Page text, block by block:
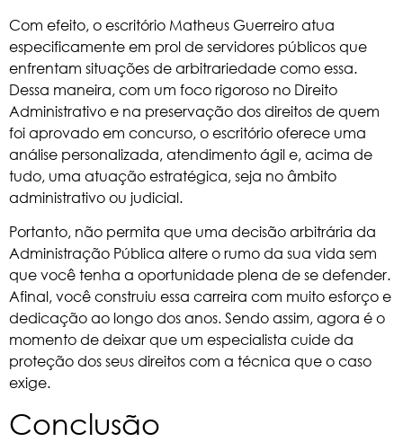
Com efeito, o escritório Matheus Guerreiroatua
especificamente em prol de servidores públicos que
enfrentam situações de arbitrariedade como essa.
Dessa maneira, com um foco rigoroso no Direito
Administrativo e na preservação dos direitos de quem
foi aprovado em concurso, o escritório oferece uma
análise personalizada, atendimento ágil e, acima de
tudo, uma atuação estratégica, seja no âmbito
administrativo ou judicial.
Portanto, não permita que uma decisão arbitrária da
Administração Pública altere o rumo da sua vida sem
que você tenha a oportunidade plena de se defender.
Afinal, você construiu essa carreira com muito esforço e
dedicação ao longo dos anos. Sendo assim, agora é o
momento de deixar que um especialista cuide da
proteção dos seus direitos com a técnica que o caso
exige.
Conclusão